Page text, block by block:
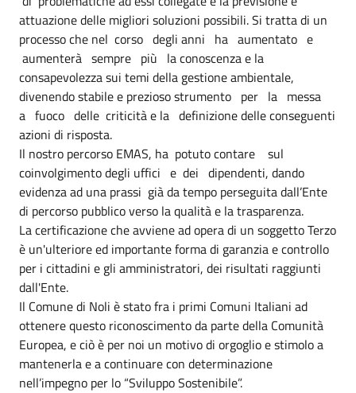
attuazione delle migliori soluzioni possibili. Si tratta di un
processo che nel corso degli anni ha aumentato e
aumenterà sempre più la conoscenza e la
consapevolezza sui temi della gestione ambientale,
divenendo stabile e prezioso strumento per la messa
a fuoco delle criticità e la definizione delle conseguenti
azioni di risposta.
Il nostro percorso EMAS, ha potuto contare sul
coinvolgimento degli uffici e dei dipendenti, dando
evidenza ad una prassi già da tempo perseguita dall’Ente
di percorso pubblico verso la qualità e la trasparenza.
La certificazione che avviene ad opera di un soggetto Terzo
è un'ulteriore ed importante forma di garanzia e controllo
per i cittadini e gli amministratori, dei risultati raggiunti
dall'Ente.
Il Comune di Noli è stato fra i primi Comuni Italiani ad
ottenere questo riconoscimento da parte della Comunità
Europea, e ciò è per noi un motivo di orgoglio e stimolo a
mantenerla e a continuare con determinazione
nell’impegno per lo “Sviluppo Sostenibile”.